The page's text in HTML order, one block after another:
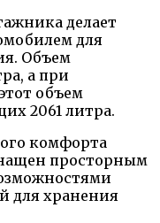
делает
для
Объем
а при
объем
2061 литра.
комфорта
просторным
для хранения